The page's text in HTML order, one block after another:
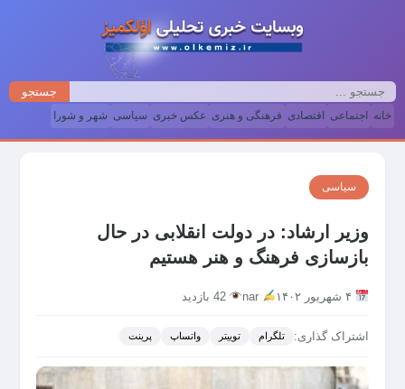
جستجو
خانه اجتماعی اقتصادی فرهنگی و هنری عکس خبری سیاسی شهر و شورا
سیاسی
وزیر ارشاد: در دولت انقلابی در حال
بازسازی فرهنگ و هنر هستیم
42 بازدید
اشتراک گذاری: تلگرام توییتر واتساپ پرینت